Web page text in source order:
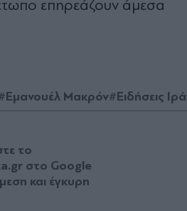
επηρεάζουν άμεσα
Μακρόν#Ειδήσεις
το
στο Google
και έγκυρη